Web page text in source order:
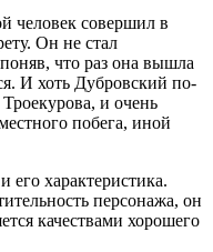
человек совершил в
Он не стал
что раз она вышла
И хоть Дубровский по-
и очень
побега, иной
характеристика.
персонажа, он
качествами хорошего